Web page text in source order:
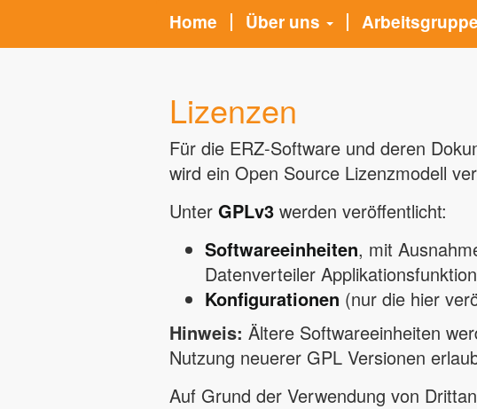
Home Über uns
Lizenzen
Für die ERZ-Software und deren
wird ein Open Source Lizenzmodell
Unter GPLv3 werden veröffentlicht:
Softwareeinheiten, mit
Datenverteiler
Konfigurationen (nur die hier
Hinweis: Ältere Softwareeinheiten
Nutzung neuerer GPL Versionen
Auf Grund der Verwendung von